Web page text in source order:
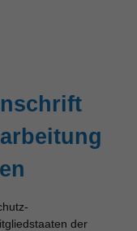
der